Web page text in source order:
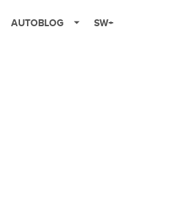
AUTOBLOG SW+